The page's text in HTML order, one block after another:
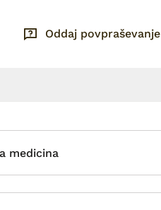
Oddaj povpraševanje
medicina